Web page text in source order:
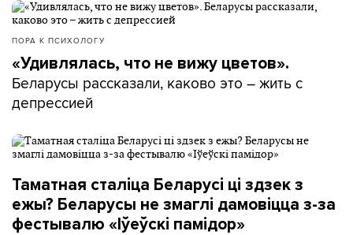
ПОРА К ПСИХОЛОГУ
«Удивлялась, что не вижу цветов».
Беларусы рассказали, каково это – жить с
депрессией
Таматная сталіца Беларусі ці здзек з
ежы? Беларусы не змаглі дамовіцца з-за
фестывалю «Іўеўскі памідор»